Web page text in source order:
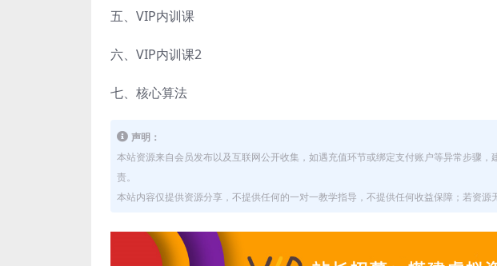
五、VIP内训课
六、VIP内训课2
七、核心算法
声明：
本站资源来自会员发布以及互联网公开收集，如遇充值环节或绑定支付账户等异常步骤
责。
本站内容仅提供资源分享，不提供任何的一对一教学指导，不提供任何收益保障；若资